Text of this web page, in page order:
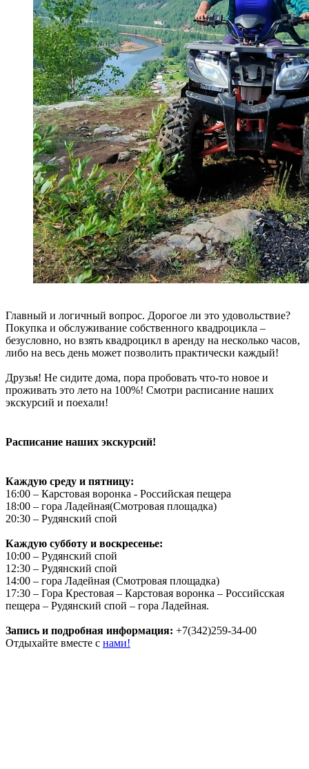
Главный и логичный вопрос. Дорогое ли это удовольствие?
Покупка и обслуживание собственного квадроцикла –
безусловно, но взять квадроцикл в аренду на несколько часов,
либо на весь день может позволить практически каждый!
Друзья! Не сидите дома, пора пробовать что-то новое и
проживать это лето на 100%! Смотри расписание наших
экскурсий и поехали!
Расписание наших экскурсий!
Каждую среду и пятницу:
16:00 – Карстовая воронка - Российская пещера
18:00 – гора Ладейная(Смотровая площадка)
20:30 – Рудянский спой
Каждую субботу и воскресенье:
10:00 – Рудянский спой
12:30 – Рудянский спой
14:00 – гора Ладейная (Смотровая площадка)
17:30 – Гора Крестовая – Карстовая воронка – Российсская
пещера – Рудянский спой – гора Ладейная.
Запись и подробная информация: +7(342)259-34-00
Отдыхайте вместе с нами!